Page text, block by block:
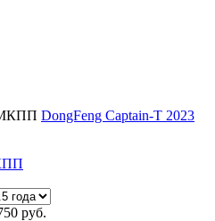
DongFeng Captain-T 2023
руб.